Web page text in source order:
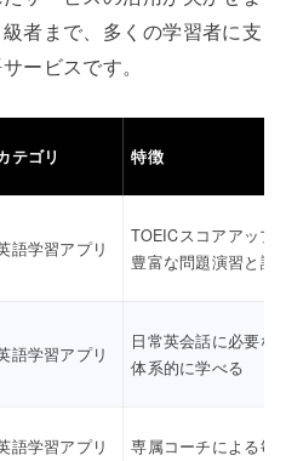
者まで、多くの学習者に支
ービスです。
テゴリ 特徴
語学習アプリ
TOEICスコアアップ
豊富な問題演習と講
語学習アプリ
日常英会話に必要な
体系的に学べる
語学習アプリ
専属コーチによる毎